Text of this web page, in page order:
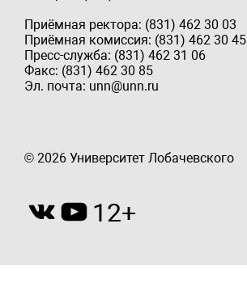
Приёмная ректора: (831) 462 30 03
Приёмная комиссия: (831) 462 30 45
Пресс-служба: (831) 462 31 06
Факс: (831) 462 30 85
Эл. почта: unn@unn.ru
© 2026 Университет Лобачевского
12+